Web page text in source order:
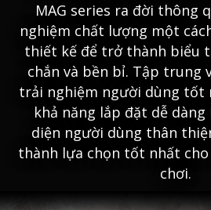
MAG series ra đời thông
nghiệm chất lượng một
thiết kế để trở thành biểu
chắn và bền bỉ. Tập trung
trải nghiệm người dùng tốt
khả năng lắp đặt dễ
diện người dùng thân
thành lựa chọn tốt nhất
chơi.